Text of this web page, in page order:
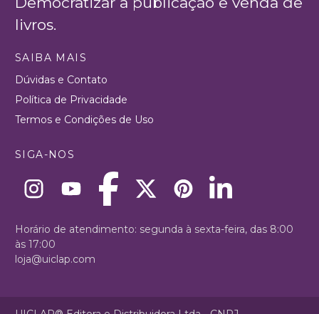
livros.
SAIBA MAIS
Dúvidas e Contato
Política de Privacidade
Termos e Condições de Uso
SIGA-NOS
Horário de atendimento: segunda à sexta-feira, das 8:00
às 17:00
loja@uiclap.com